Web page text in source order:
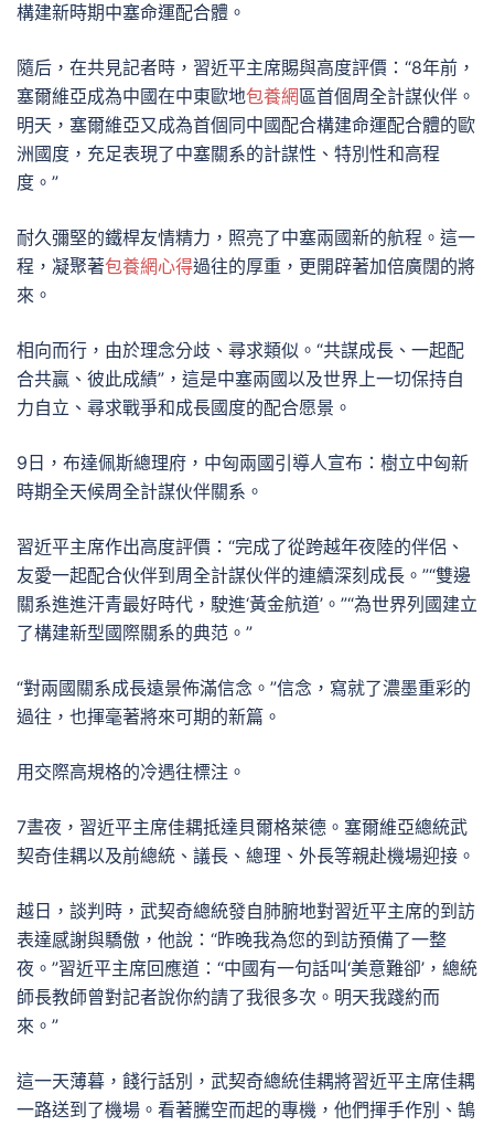
構建新時期中塞命運配合體。
隨后，在共見記者時，習近平主席賜與高度評價：“8年前，
塞爾維亞成為中國在中東歐地包養網區首個周全計謀伙伴。
明天，塞爾維亞又成為首個同中國配合構建命運配合體的歐
洲國度，充足表現了中塞關系的計謀性、特別性和高程
度。”
耐久彌堅的鐵桿友情精力，照亮了中塞兩國新的航程。這一
程，凝聚著包養網心得過往的厚重，更開辟著加倍廣闊的將
來。
相向而行，由於理念分歧、尋求類似。“共謀成長、一起配
合共贏、彼此成績”，這是中塞兩國以及世界上一切保持自
力自立、尋求戰爭和成長國度的配合愿景。
9日，布達佩斯總理府，中匈兩國引導人宣布：樹立中匈新
時期全天候周全計謀伙伴關系。
習近平主席作出高度評價：“完成了從跨越年夜陸的伴侶、
友愛一起配合伙伴到周全計謀伙伴的連續深刻成長。”“雙邊
關系進進汗青最好時代，駛進‘黃金航道’。”“為世界列國建立
了構建新型國際關系的典范。”
“對兩國關系成長遠景佈滿信念。”信念，寫就了濃墨重彩的
過往，也揮毫著將來可期的新篇。
用交際高規格的冷遇往標注。
7晝夜，習近平主席佳耦抵達貝爾格萊德。塞爾維亞總統武
契奇佳耦以及前總統、議長、總理、外長等親赴機場迎接。
越日，談判時，武契奇總統發自肺腑地對習近平主席的到訪
表達感謝與驕傲，他說：“昨晚我為您的到訪預備了一整
夜。”習近平主席回應道：“中國有一句話叫‘美意難卻’，總統
師長教師曾對記者說你約請了我很多次。明天我踐約而
來。”
這一天薄暮，餞行話別，武契奇總統佳耦將習近平主席佳耦
一路送到了機場。看著騰空而起的專機，他們揮手作別、鵠